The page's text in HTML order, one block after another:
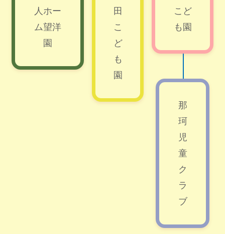
人ホー
ム望洋
園
田
こ
ど
も
園
こど
も園
那
珂
児
童
ク
ラ
ブ